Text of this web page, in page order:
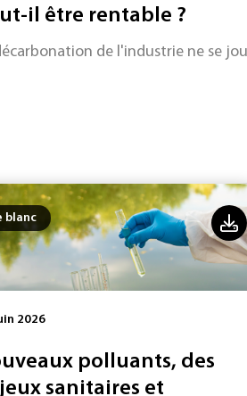
il être rentable ?
de l'industrie ne se
blanc
2026
polluants, des
sanitaires et